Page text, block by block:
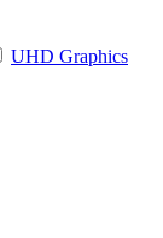
UHD Graphics